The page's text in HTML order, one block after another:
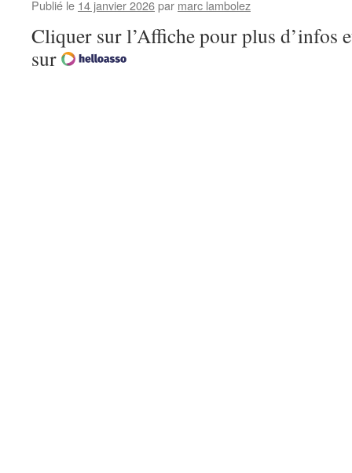
Publié le 14 janvier 2026par marc lambolez
Cliquer sur l’Affiche pour plus d’infos
sur